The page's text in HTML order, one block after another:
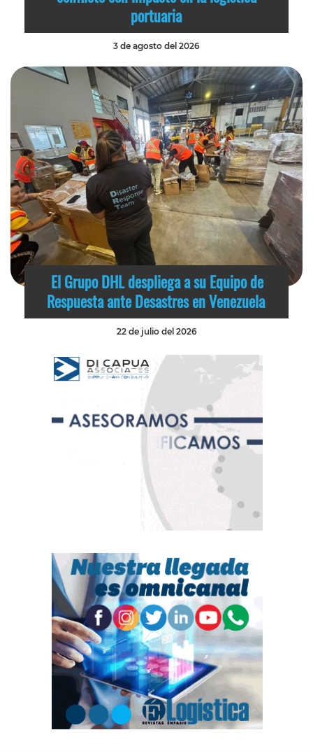
portuaria
3 de agosto del 2026
El Grupo DHL despliega a su Equipo de
Respuesta ante Desastres en Venezuela
22 de julio del 2026